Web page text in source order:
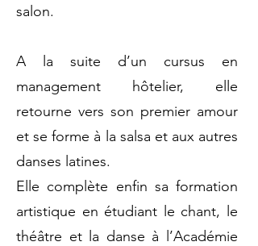
salon.
A la suite d’un cursus en
management hôtelier, elle
retourne vers son premier amour
et se forme à la salsa et aux autres
danses latines.
Elle complète enfin sa formation
artistique en étudiant le chant, le
théâtre et la danse à l’Académie